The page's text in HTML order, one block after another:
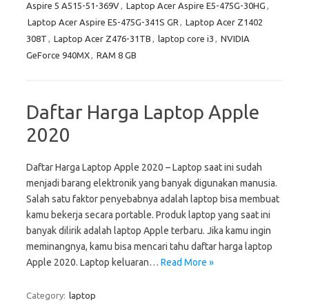
Aspire 5 A515-51-369V, Laptop Acer Aspire E5-475G-30HG ,
Laptop Acer Aspire E5-475G-341S GR , Laptop Acer Z1402
308T , Laptop Acer Z476-31TB , laptop core i3 , NVIDIA
GeForce 940MX, RAM 8 GB
Daftar Harga Laptop Apple
2020
Daftar Harga Laptop Apple 2020 – Laptop saat ini sudah
menjadi barang elektronik yang banyak digunakan manusia.
Salah satu faktor penyebabnya adalah laptop bisa membuat
kamu bekerja secara portable. Produk laptop yang saat ini
banyak dilirik adalah laptop Apple terbaru. Jika kamu ingin
meminangnya, kamu bisa mencari tahu daftar harga laptop
Apple 2020. Laptop keluaran… Read More »
Category: laptop